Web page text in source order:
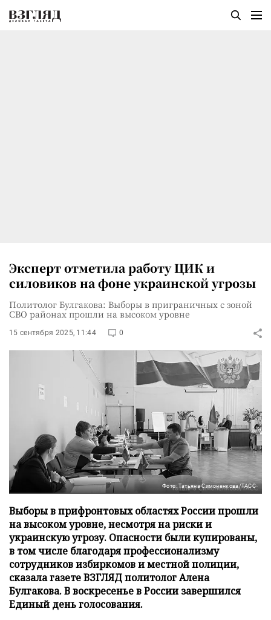
Эксперт отметила работу ЦИК и
силовиков на фоне украинской угрозы
Политолог Булгакова: Выборы в приграничных с зоной
СВО районах прошли на высоком уровне
15 сентября 2025, 11:44 0
Фото: Татьяна Симоненкова/ТАСС
Выборы в прифронтовых областях России прошли
на высоком уровне, несмотря на риски и
украинскую угрозу. Опасности были купированы,
в том числе благодаря профессионализму
сотрудников избиркомов и местной полиции,
сказала газете ВЗГЛЯД политолог Алена
Булгакова. В воскресенье в России завершился
Единый день голосования.